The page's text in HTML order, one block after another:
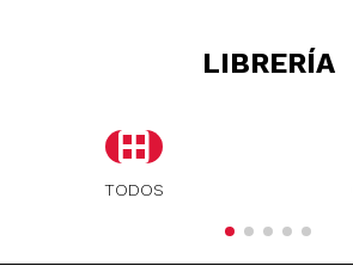
LIBRERÍA
TODOS